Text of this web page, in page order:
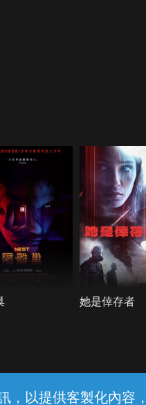
，以提供客製化內容
她是倖存者